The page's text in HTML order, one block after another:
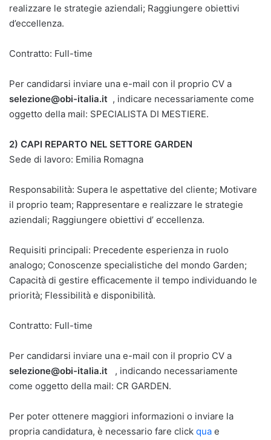
realizzare le strategie aziendali; Raggiungere obiettivi
d’eccellenza.
Contratto: Full-time
Per candidarsi inviare una e-mail con il proprio CV a
selezione@obi-italia.it , indicare necessariamente come
oggetto della mail: SPECIALISTA DI MESTIERE.
2) CAPI REPARTO NEL SETTORE GARDEN
Sede di lavoro: Emilia Romagna
Responsabilità: Supera le aspettative del cliente; Motivare
il proprio team; Rappresentare e realizzare le strategie
aziendali; Raggiungere obiettivi d’ eccellenza.
Requisiti principali: Precedente esperienza in ruolo
analogo; Conoscenze specialistiche del mondo Garden;
Capacità di gestire efficacemente il tempo individuando le
priorità; Flessibilità e disponibilità.
Contratto: Full-time
Per candidarsi inviare una e-mail con il proprio CV a
selezione@obi-italia.it
, indicando necessariamente
come oggetto della mail: CR GARDEN.
Per poter ottenere maggiori informazioni o inviare la
propria candidatura, è necessario fare click qua e